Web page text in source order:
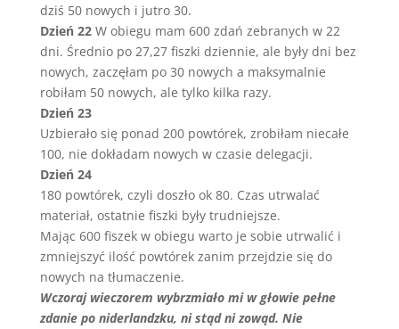
dziś 50 nowych i jutro 30.
Dzień 22W obiegu mam 600 zdań zebranych w 22
dni. Średnio po 27,27 fiszki dziennie, ale były dni bez
nowych, zaczęłam po 30 nowych a maksymalnie
robiłam 50 nowych, ale tylko kilka razy.
Dzień 23
Uzbierało się ponad 200 powtórek, zrobiłam niecałe
100, nie dokładam nowych w czasie delegacji.
Dzień 24
180 powtórek, czyli doszło ok 80. Czas utrwalać
materiał, ostatnie fiszki były trudniejsze.
Mając 600 fiszek w obiegu warto je sobie utrwalić i
zmniejszyć ilość powtórek zanim przejdzie się do
nowych na tłumaczenie.
Wczoraj wieczorem wybrzmiało mi w głowie pełne
zdanie po niderlandzku, ni stąd ni zowąd. Nie